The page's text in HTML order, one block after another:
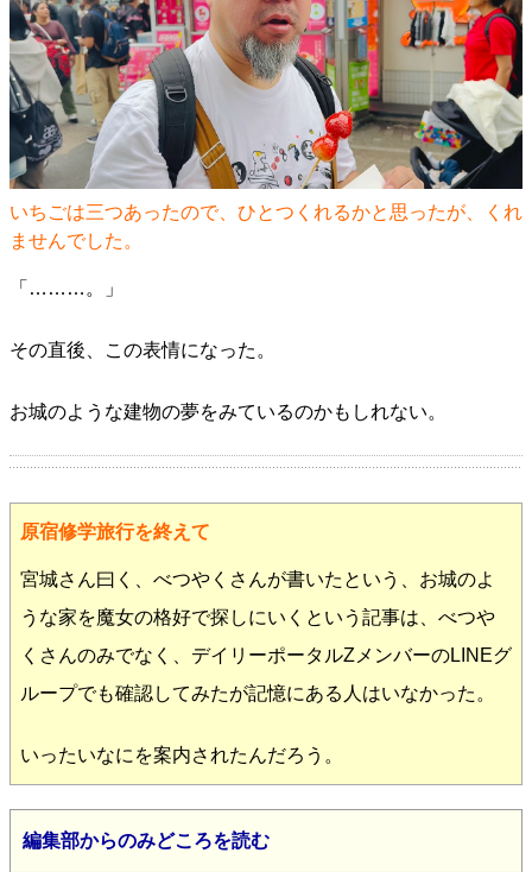
いちごは三つあったので、ひとつくれるかと思ったが、くれ
ませんでした。
「………。」
その直後、この表情になった。
お城のような建物の夢をみているのかもしれない。
原宿修学旅行を終えて
宮城さん曰く、べつやくさんが書いたという、お城のよ
うな家を魔女の格好で探しにいくという記事は、べつや
くさんのみでなく、デイリーポータルZメンバーのLINEグ
ループでも確認してみたが記憶にある人はいなかった。
いったいなにを案内されたんだろう。
編集部からのみどころを読む